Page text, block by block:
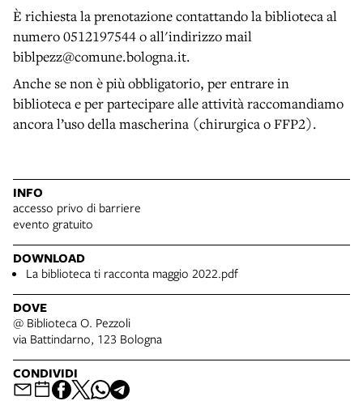
È richiesta la prenotazione contattando la biblioteca al
numero 0512197544 o all'indirizzo mail
biblpezz@comune.bologna.it.
Anche se non è più obbligatorio, per entrare in
biblioteca e per partecipare alle attività raccomandiamo
ancora l’uso della mascherina (chirurgica o FFP2).
INFO
accesso privo di barriere
evento gratuito
DOWNLOAD
La biblioteca ti racconta maggio 2022.pdf
DOVE
@ Biblioteca O. Pezzoli
via Battindarno, 123 Bologna
CONDIVIDI